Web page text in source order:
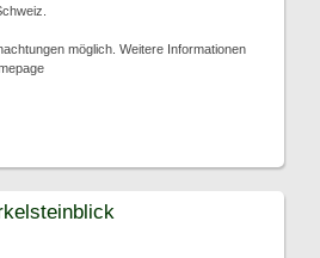
möglich. Weitere Informationen